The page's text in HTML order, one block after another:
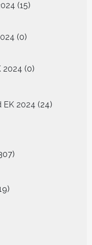
15
producten
00
2024 0
producten
EK 2024 24
producten
producten
319